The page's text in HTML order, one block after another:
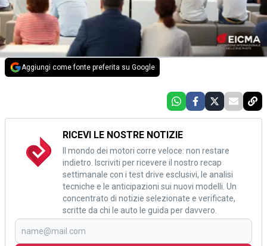
Aggiungi come fonte preferita su Google
RICEVI LE NOSTRE NOTIZIE
Il mondo dei motori corre veloce: non restare
indietro. Iscriviti per ricevere il nostro recap
settimanale con i test drive esclusivi, le analisi
tecniche e le anticipazioni sui nuovi modelli. Un
concentrato di notizie selezionate e verificate,
scritte da chi le auto le guida per davvero.